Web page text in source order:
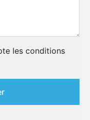
les conditions